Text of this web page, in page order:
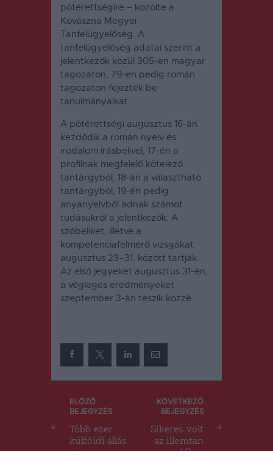
pótérettségire – közölte a
Kovászna Megyei
Tanfelügyelőség. A
tanfelügyelőség adatai szerint a
jelentkezők közül 305-en magyar
tagozaton, 79-en pedig román
tagozaton fejezték be
tanulmányaikat.
A pótérettségi augusztus 16-án
kezdődik a román nyelv és
irodalom írásbelivel, 17-én a
profilnak megfelelő kötelező
tantárgyból, 18-án a választható
tantárgyból, 19-én pedig
anyanyelvből adnak számot
tudásukról a jelentkezők. A
szóbeliket, illetve a
kompetenciafelmérő vizsgákat
augusztus 23–31. között tartják.
Az első jegyeket augusztus 31-én,
a végleges eredményeket
szeptember 3-án teszik közzé.
Bejegyzés
navigáció
ELŐZŐ
BEJEGYZÉS
Több ezer
külföldi állás
van
KÖVETKEZŐ
BEJEGYZÉS
Sikeres volt
az illemtan
tábor